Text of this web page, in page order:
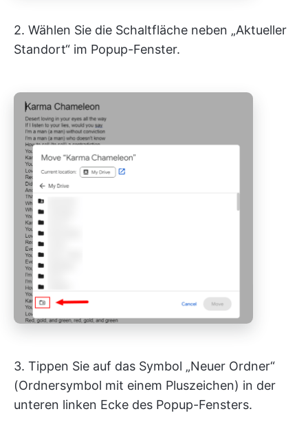
2. Wählen Sie die Schaltfläche neben „Aktueller
Standort“ im Popup-Fenster.
3. Tippen Sie auf das Symbol „Neuer Ordner“
(Ordnersymbol mit einem Pluszeichen) in der
unteren linken Ecke des Popup-Fensters.